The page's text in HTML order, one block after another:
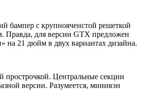
бампер с крупноячеистой решеткой
Правда, для версии GTX предложен
на 21 дюйм в двух вариантах дизайна.
прострочкой. Центральные секции
версии. Разумеется, минивэн